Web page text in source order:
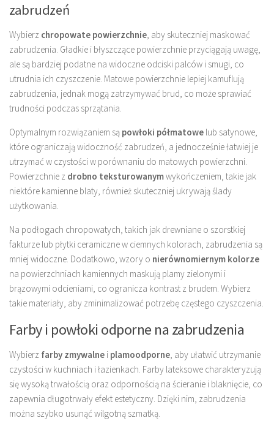
zabrudzeń
Wybierz chropowate powierzchnie, aby skuteczniej maskować
zabrudzenia. Gładkie i błyszczące powierzchnie przyciągają uwagę,
ale są bardziej podatne na widoczne odciski palców i smugi, co
utrudnia ich czyszczenie. Matowe powierzchnie lepiej kamuflują
zabrudzenia, jednak mogą zatrzymywać brud, co może sprawiać
trudności podczas sprzątania.
Optymalnym rozwiązaniem są powłoki półmatowe lub satynowe,
które ograniczają widoczność zabrudzeń, a jednocześnie łatwiej je
utrzymać w czystości w porównaniu do matowych powierzchni.
Powierzchnie z drobno teksturowanymwykończeniem, takie jak
niektóre kamienne blaty, również skuteczniej ukrywają ślady
użytkowania.
Na podłogach chropowatych, takich jak drewniane o szorstkiej
fakturze lub płytki ceramiczne w ciemnych kolorach, zabrudzenia są
mniej widoczne. Dodatkowo, wzory o nierównomiernym kolorze
na powierzchniach kamiennych maskują plamy zielonymi i
brązowymi odcieniami, co ogranicza kontrast z brudem. Wybierz
takie materiały, aby zminimalizować potrzebę częstego czyszczenia.
Farby i powłoki odporne na zabrudzenia
Wybierz farby zmywalne i plamoodporne, aby ułatwić utrzymanie
czystości w kuchniach i łazienkach. Farby lateksowe charakteryzują
się wysoką trwałością oraz odpornością na ścieranie i blaknięcie, co
zapewnia długotrwały efekt estetyczny. Dzięki nim, zabrudzenia
można szybko usunąć wilgotną szmatką.